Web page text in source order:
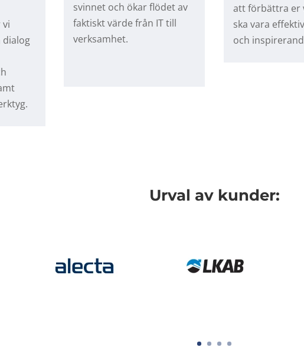
vi
dialog
svinnet och ökar flödet av
faktiskt värde från IT till
verksamhet.
att förbättra er
ska vara
och
Urval av kunder: